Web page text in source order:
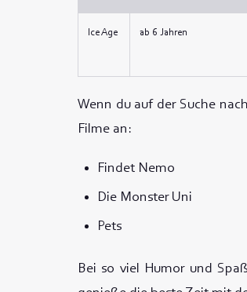
Ice Age ab 6 Jahren
Wenn du auf der Suche
Filme an:
Findet Nemo
Die Monster Uni
Pets
Bei so viel Humor und